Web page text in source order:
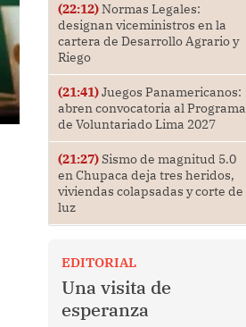
(22:12)Normas Legales:
designan viceministros en la
cartera de Desarrollo Agrario y
Riego
(21:41)Juegos Panamericanos:
abren convocatoria al Programa
de Voluntariado Lima 2027
(21:27)Sismo de magnitud 5.0
en Chupaca deja tres heridos,
viviendas colapsadas y corte de
luz
EDITORIAL
Una visita de
esperanza